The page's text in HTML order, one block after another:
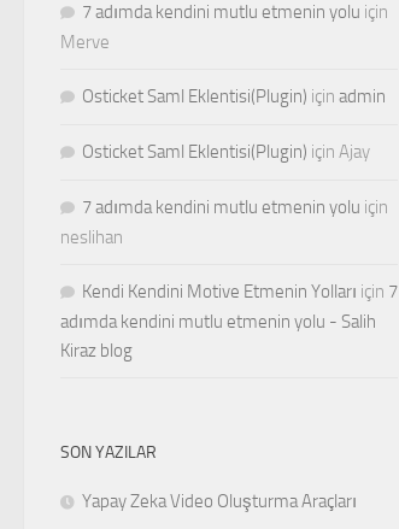
7 adımda kendini mutlu etmenin yolu için
Merve
Osticket Saml Eklentisi(Plugin) için admin
Osticket Saml Eklentisi(Plugin) için Ajay
7 adımda kendini mutlu etmenin yolu için
neslihan
Kendi Kendini Motive Etmenin Yolları için 7
adımda kendini mutlu etmenin yolu - Salih
Kiraz blog
SON YAZILAR
Yapay Zeka Video Oluşturma Araçları